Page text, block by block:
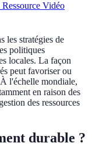
Vidéo
les stratégies de
politiques
locales. La façon
peut favoriser ou
l'échelle mondiale,
en raison des
des ressources
durable ?